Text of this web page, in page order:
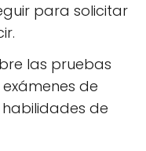
para solicitar
las pruebas
de
habilidades de